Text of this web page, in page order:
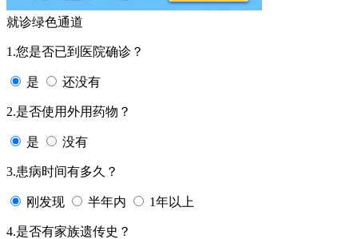
就诊绿色通道
1.您是否已到医院确诊？
是 还没有
2.是否使用外用药物？
是 没有
3.患病时间有多久？
刚发现 半年内 1年以上
4.是否有家族遗传史？